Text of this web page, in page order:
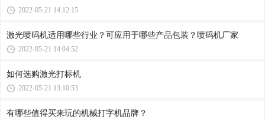
2022-05-21 14:12:15
激光喷码机适用哪些行业？可应用于哪些产品包装？喷码机厂家
2022-05-21 14:04:52
如何选购激光打标机
2022-05-21 13:10:53
有哪些值得买来玩的机械打字机品牌？